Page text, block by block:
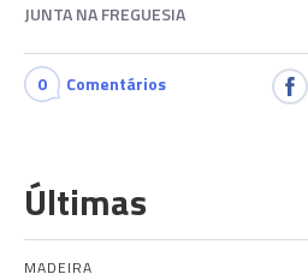
JUNTA NA FREGUESIA
0 Comentários
Últimas
MADEIRA